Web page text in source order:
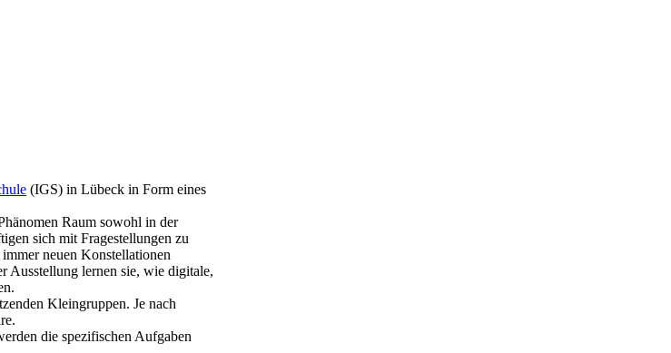
(IGS) in Lübeck in Form eines
Raum sowohl in der
sich mit Fragestellungen zu
neuen Konstellationen
Ausstellung lernen sie, wie digitale,
Kleingruppen. Je nach
die spezifischen Aufgaben